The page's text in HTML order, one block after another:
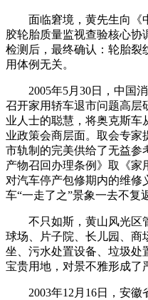
面临窘境，黄先生向《
胶轮胎质量监视查验核心协
检测后，最终确认：轮胎裂
用体例无关。
2005年5月30日，中国消
召开家用轿车退市问题高层
业人士的聪慧，将奥克斯车
业政策会商层面。取会专家
市轨制的完美供给了无益参
产物召回办理条例》取《家
对汽车停产包修期内的维修
车“一走了之”景象一去不复
不只如斯，黄山风光区
球场、片子院、长儿园、商
坐、污水处置设备、垃圾处
宝贵用地，对景不雅形成了
2003年12月16日，安徽